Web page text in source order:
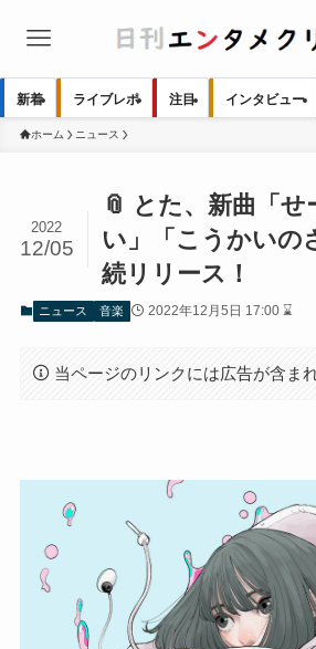
新着 ライブレポ 注目 インタビュー
ホーム ニュース
📎 とた、新曲「
い」「こうかいの
続リリース！
2022
12/05
ニュース 音楽 2022年12月5日 17:00 ⌛
当ページのリンクには広告が含ま